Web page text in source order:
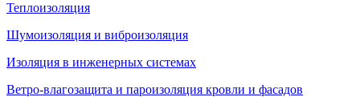
Теплоизоляция
Шумоизоляция и виброизоляция
Изоляция в инженерных системах
Ветро-влагозащита и пароизоляция кровли и фасадов